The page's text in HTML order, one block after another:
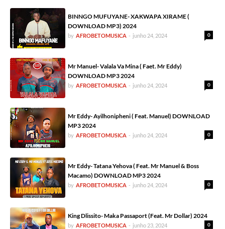
BINNGO MUFUYANE- XAKWAPA XIRAME (
DOWNLOAD MP3) 2024
by AFROBETOMUSICA 0
- junho 24, 2024
Mr Manuel- Valala Va Mina ( Faet. Mr Eddy)
DOWNLOAD MP3 2024
by AFROBETOMUSICA 0
- junho 24, 2024
Mr Eddy- Ayilhonipheni ( Feat. Manuel) DOWNLOAD
MP3 2024
by AFROBETOMUSICA 0
- junho 24, 2024
Mr Eddy- Tatana Yehova ( Feat. Mr Manuel & Boss
Macamo) DOWNLOAD MP3 2024
by AFROBETOMUSICA 0
- junho 24, 2024
King Dlissito- Maka Passaport (Feat. Mr Dollar) 2024
by AFROBETOMUSICA 0
- junho 23, 2024